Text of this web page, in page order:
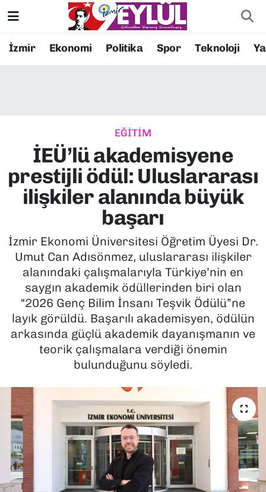
İzmir Ekonomi Politika Spor Teknoloji
EĞİTİM
İEÜ’lü akademisyene
prestijli ödül: Uluslararası
ilişkiler alanında büyük
başarı
İzmir Ekonomi Üniversitesi Öğretim Üyesi Dr.
Umut Can Adısönmez, uluslararası ilişkiler
alanındaki çalışmalarıyla Türkiye’nin en
saygın akademik ödüllerinden biri olan
“2026 Genç Bilim İnsanı Teşvik Ödülü”ne
layık görüldü. Başarılı akademisyen, ödülün
arkasında güçlü akademik dayanışmanın ve
teorik çalışmalara verdiği önemin
bulunduğunu söyledi.
Resmi İlanlar
EKONOMİ
KÜLTÜR SANAT
POLİTİKA
SAĞLIK
SPOR
TEKNOLOJİ
YEREL YÖNETİMLER
Konak Nöbetçi Eczaneler
Süper Lig Puan Durumu ve Fikstür
Tüm Manşetler
Son Dakika Haberleri